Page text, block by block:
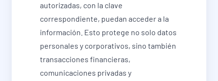
autorizadas, con la clave
correspondiente, puedan acceder a la
información. Esto protege no solo datos
personales y corporativos, sino también
transacciones financieras,
comunicaciones privadas y